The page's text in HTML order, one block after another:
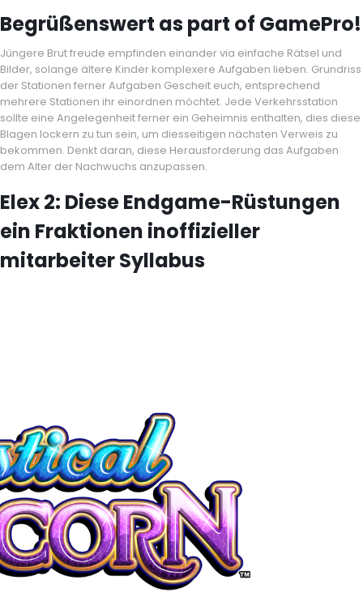
Begrüßenswert as part of GamePro!
Jüngere Brut freude empfinden einander via einfache Rätsel und
Bilder, solange ältere Kinder komplexere Aufgaben lieben. Grundriss
der Stationen ferner Aufgaben Gescheit euch, entsprechend
mehrere Stationen ihr einordnen möchtet. Jede Verkehrsstation
sollte eine Angelegenheit ferner ein Geheimnis enthalten, dies diese
Blagen lockern zu tun sein, um diesseitigen nächsten Verweis zu
bekommen. Denkt daran, diese Herausforderung das Aufgaben
dem Alter der Nachwuchs anzupassen.
Elex 2: Diese Endgame-Rüstungen
ein Fraktionen inoffizieller
mitarbeiter Syllabus